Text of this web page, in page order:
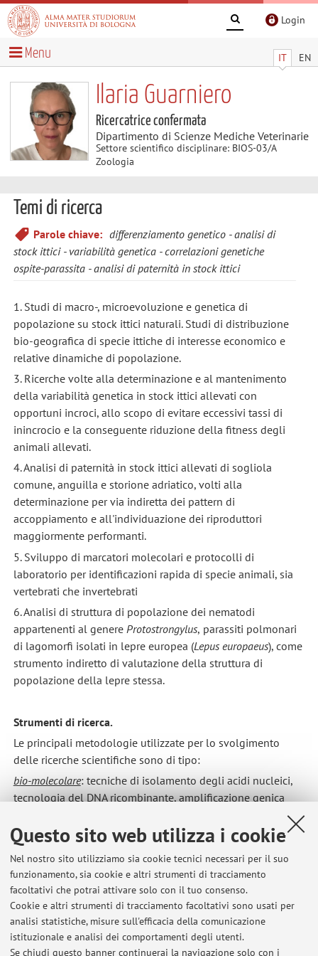
Questo sito web utilizza i cookie
Nel nostro sito utilizziamo sia cookie tecnici necessari per il suo
funzionamento, sia cookie e altri strumenti di tracciamento
facoltativi che potrai attivare solo con il tuo consenso.
Cookie e altri strumenti di tracciamento facoltativi sono usati per
analisi statistiche, misure sull'efficacia della comunicazione
istituzionale e analisi dei comportamenti degli utenti.
Se chiudi questo banner continuerai la navigazione solo con i
Login
IT EN
Menu
Ilaria Guarniero
Ricercatrice confermata
Dipartimento di Scienze Mediche Veterinarie
Settore scientifico disciplinare: BIOS-03/A
Zoologia
Temi di ricerca
Parole chiave: differenziamento genetico
analisi di
stock ittici
variabilità genetica
correlazioni genetiche
ospite-parassita
analisi di paternità in stock ittici
1. Studi di macro-, microevoluzione e genetica di
popolazione su stock ittici naturali. Studi di distribuzione
bio-geografica di specie ittiche di interesse economico e
relative dinamiche di popolazione.
3. Ricerche volte alla determinazione e al mantenimento
della variabilità genetica in stock ittici allevati con
opportuni incroci, allo scopo di evitare eccessivi tassi di
inincrocio e la conseguente riduzione della fitness degli
animali allevati.
4. Analisi di paternità in stock ittici allevati di sogliola
comune, anguilla e storione adriatico, volti alla
determinazione per via indiretta dei pattern di
accoppiamento e all'individuazione dei riproduttori
maggiormente performanti.
5. Sviluppo di marcatori molecolari e protocolli di
laboratorio per identificazioni rapida di specie animali, sia
vertebrati che invertebrati
6. Analisi di struttura di popolazione dei nematodi
appartenenti al genere Protostrongylus, parassiti polmonari
di lagomorfi isolati in lepre europea (Lepus europaeus), come
strumento indiretto di valutazione della struttura di
popolazione della lepre stessa.
Strumenti di ricerca.
Le principali metodologie utilizzate per lo svolgimento
delle ricerche scientifiche sono di tipo:
bio-molecolare: tecniche di isolamento degli acidi nucleici,
tecnologia del DNA ricombinante, amplificazione genica
selettiva e casuale mediante PCR, sequenziamento del DNA,
isolamento e analisi di loci microsatelliti specie-specifici,
analisi AFLP, SNPs.
statistiche: software per lanalisi dei rapporti filogenetici fra
taxa sulla base di polimorfismi di sequenza, test e software
dedicati all'analisi della diversità inter- e intraspecifica,
software dedicati allanalisi della variabilità genetica di
polimorfismi di lunghezza e sequenze, test di